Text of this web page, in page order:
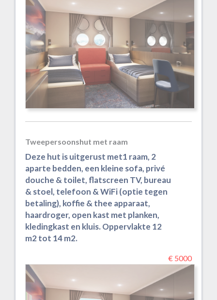
Tweepersoonshut met raam
Deze hut is uitgerust met1 raam, 2
aparte bedden, een kleine sofa, privé
douche & toilet, flatscreen TV, bureau
& stoel, telefoon & WiFi (optie tegen
betaling), koffie & thee apparaat,
haardroger, open kast met planken,
kledingkast en kluis. Oppervlakte 12
m2 tot 14 m2.
€ 5000